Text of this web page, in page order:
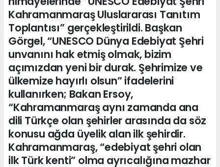
Kahramanmaraş Uluslararası Tanıtım
Toplantısı” gerçekleştirildi. Başkan
Görgel, “UNESCO Dünya Edebiyat Şehri
unvanını hak etmiş olmak, bizim
açımızdan yeni bir durak. Şehrimize ve
ülkemize hayırlı olsun” ifadelerini
kullanırken; Bakan Ersoy,
“Kahramanmaraş aynı zamanda ana
dili Türkçe olan şehirler arasında da söz
konusu ağda üyelik alan ilk şehirdir.
Kahramanmaraş, “edebiyat şehri olan
ilk Türk kenti” olma ayrıcalığına mazhar